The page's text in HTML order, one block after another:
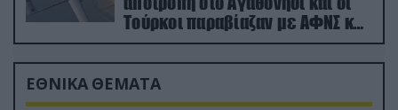
Τούρκοι παραβίαζαν με ΑΦΝΣ και
drone
ΕΘΝΙΚΑ ΘΕΜΑΤΑ